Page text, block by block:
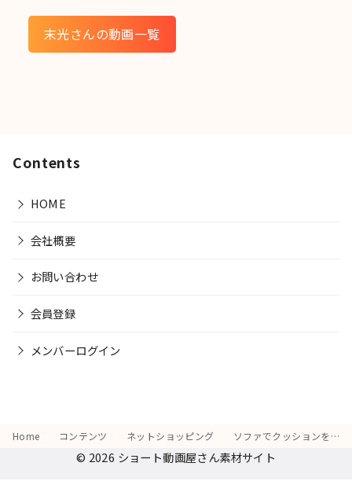
末光さんの動画一覧
Contents
HOME
会社概要
お問い合わせ
会員登録
メンバーログイン
Home コンテンツ ネットショッピング ソファでクッションを抱え、スマホの画面を見て「これがタイムセール価格？」と驚く様子
© 2026 ショート動画屋さん素材サイト